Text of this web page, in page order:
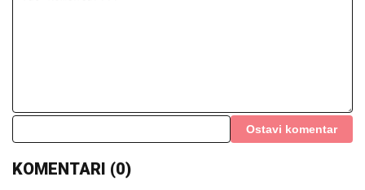
Ostavi komentar
KOMENTARI (0)